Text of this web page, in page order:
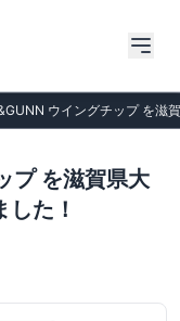
ウイングチップ を滋
プ を滋賀県大
た！